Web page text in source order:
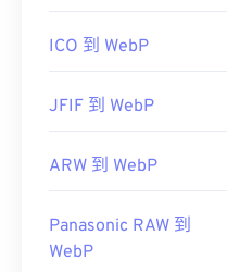
ICO 到 WebP
JFIF 到 WebP
ARW 到 WebP
Panasonic RAW 到
WebP